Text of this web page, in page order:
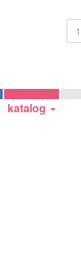
katalog